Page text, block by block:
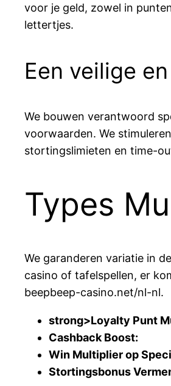
voor je geld, zowel in
lettertjes.
Een veilige
We bouwen verantwoord
voorwaarden. We
stortingslimieten en time-
Types
We garanderen variatie in
casino of tafelspellen, er
beepbeep-casino.net/nl-nl.
strong>Loyalty Punt
Cashback Boost:
Win Multiplier op
Stortingsbonus